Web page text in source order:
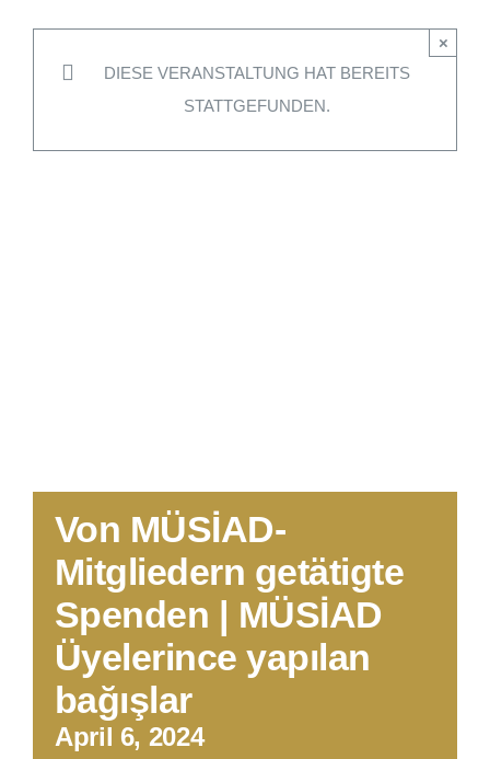
DIESE VERANSTALTUNG HAT BEREITS
STATTGEFUNDEN.
×
Von MÜSİAD-
Mitgliedern getätigte
Spenden | MÜSİAD
Üyelerince yapılan
bağışlar
April 6, 2024